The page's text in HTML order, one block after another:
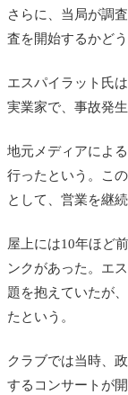
さらに、当局が調
査を開始するかど
エスパイラット氏
実業家で、事故発
地元メディアによ
行ったという。こ
として、営業を継続
屋上には10年ほど
ンクがあった。エ
題を抱えていたが
たという。
クラブでは当時、
するコンサートが開